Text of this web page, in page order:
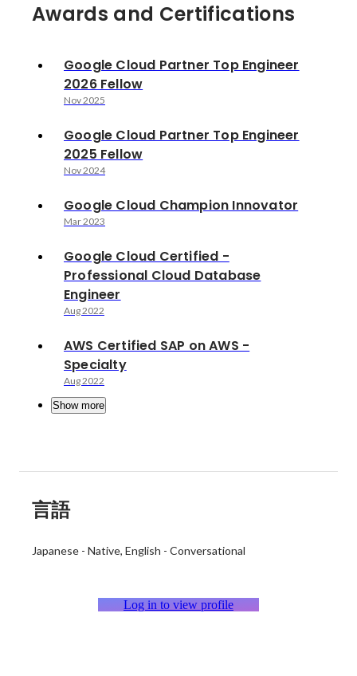
Awards and Certifications
Google Cloud Partner Top Engineer
2026 Fellow
Nov 2025
Google Cloud Partner Top Engineer
2025 Fellow
Nov 2024
Google Cloud Champion Innovator
Mar 2023
Google Cloud Certified -
Professional Cloud Database
Engineer
Aug 2022
AWS Certified SAP on AWS -
Specialty
Aug 2022
Show more
言語
Japanese - Native English - Conversational
Log in to view profile